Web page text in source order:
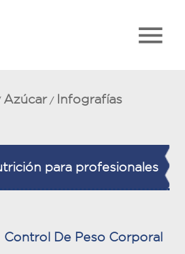
Azúcar/ Infografías
para profesionales
Control De Peso Corporal